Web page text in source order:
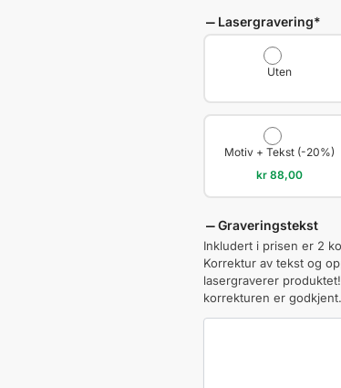
Lasergravering*
Uten
Motiv + Tekst (-20%)
kr88,00
Graveringstekst
Inkludert i prisen er 2
Korrektur av tekst og
lasergraverer
korrekturen er godkjent.